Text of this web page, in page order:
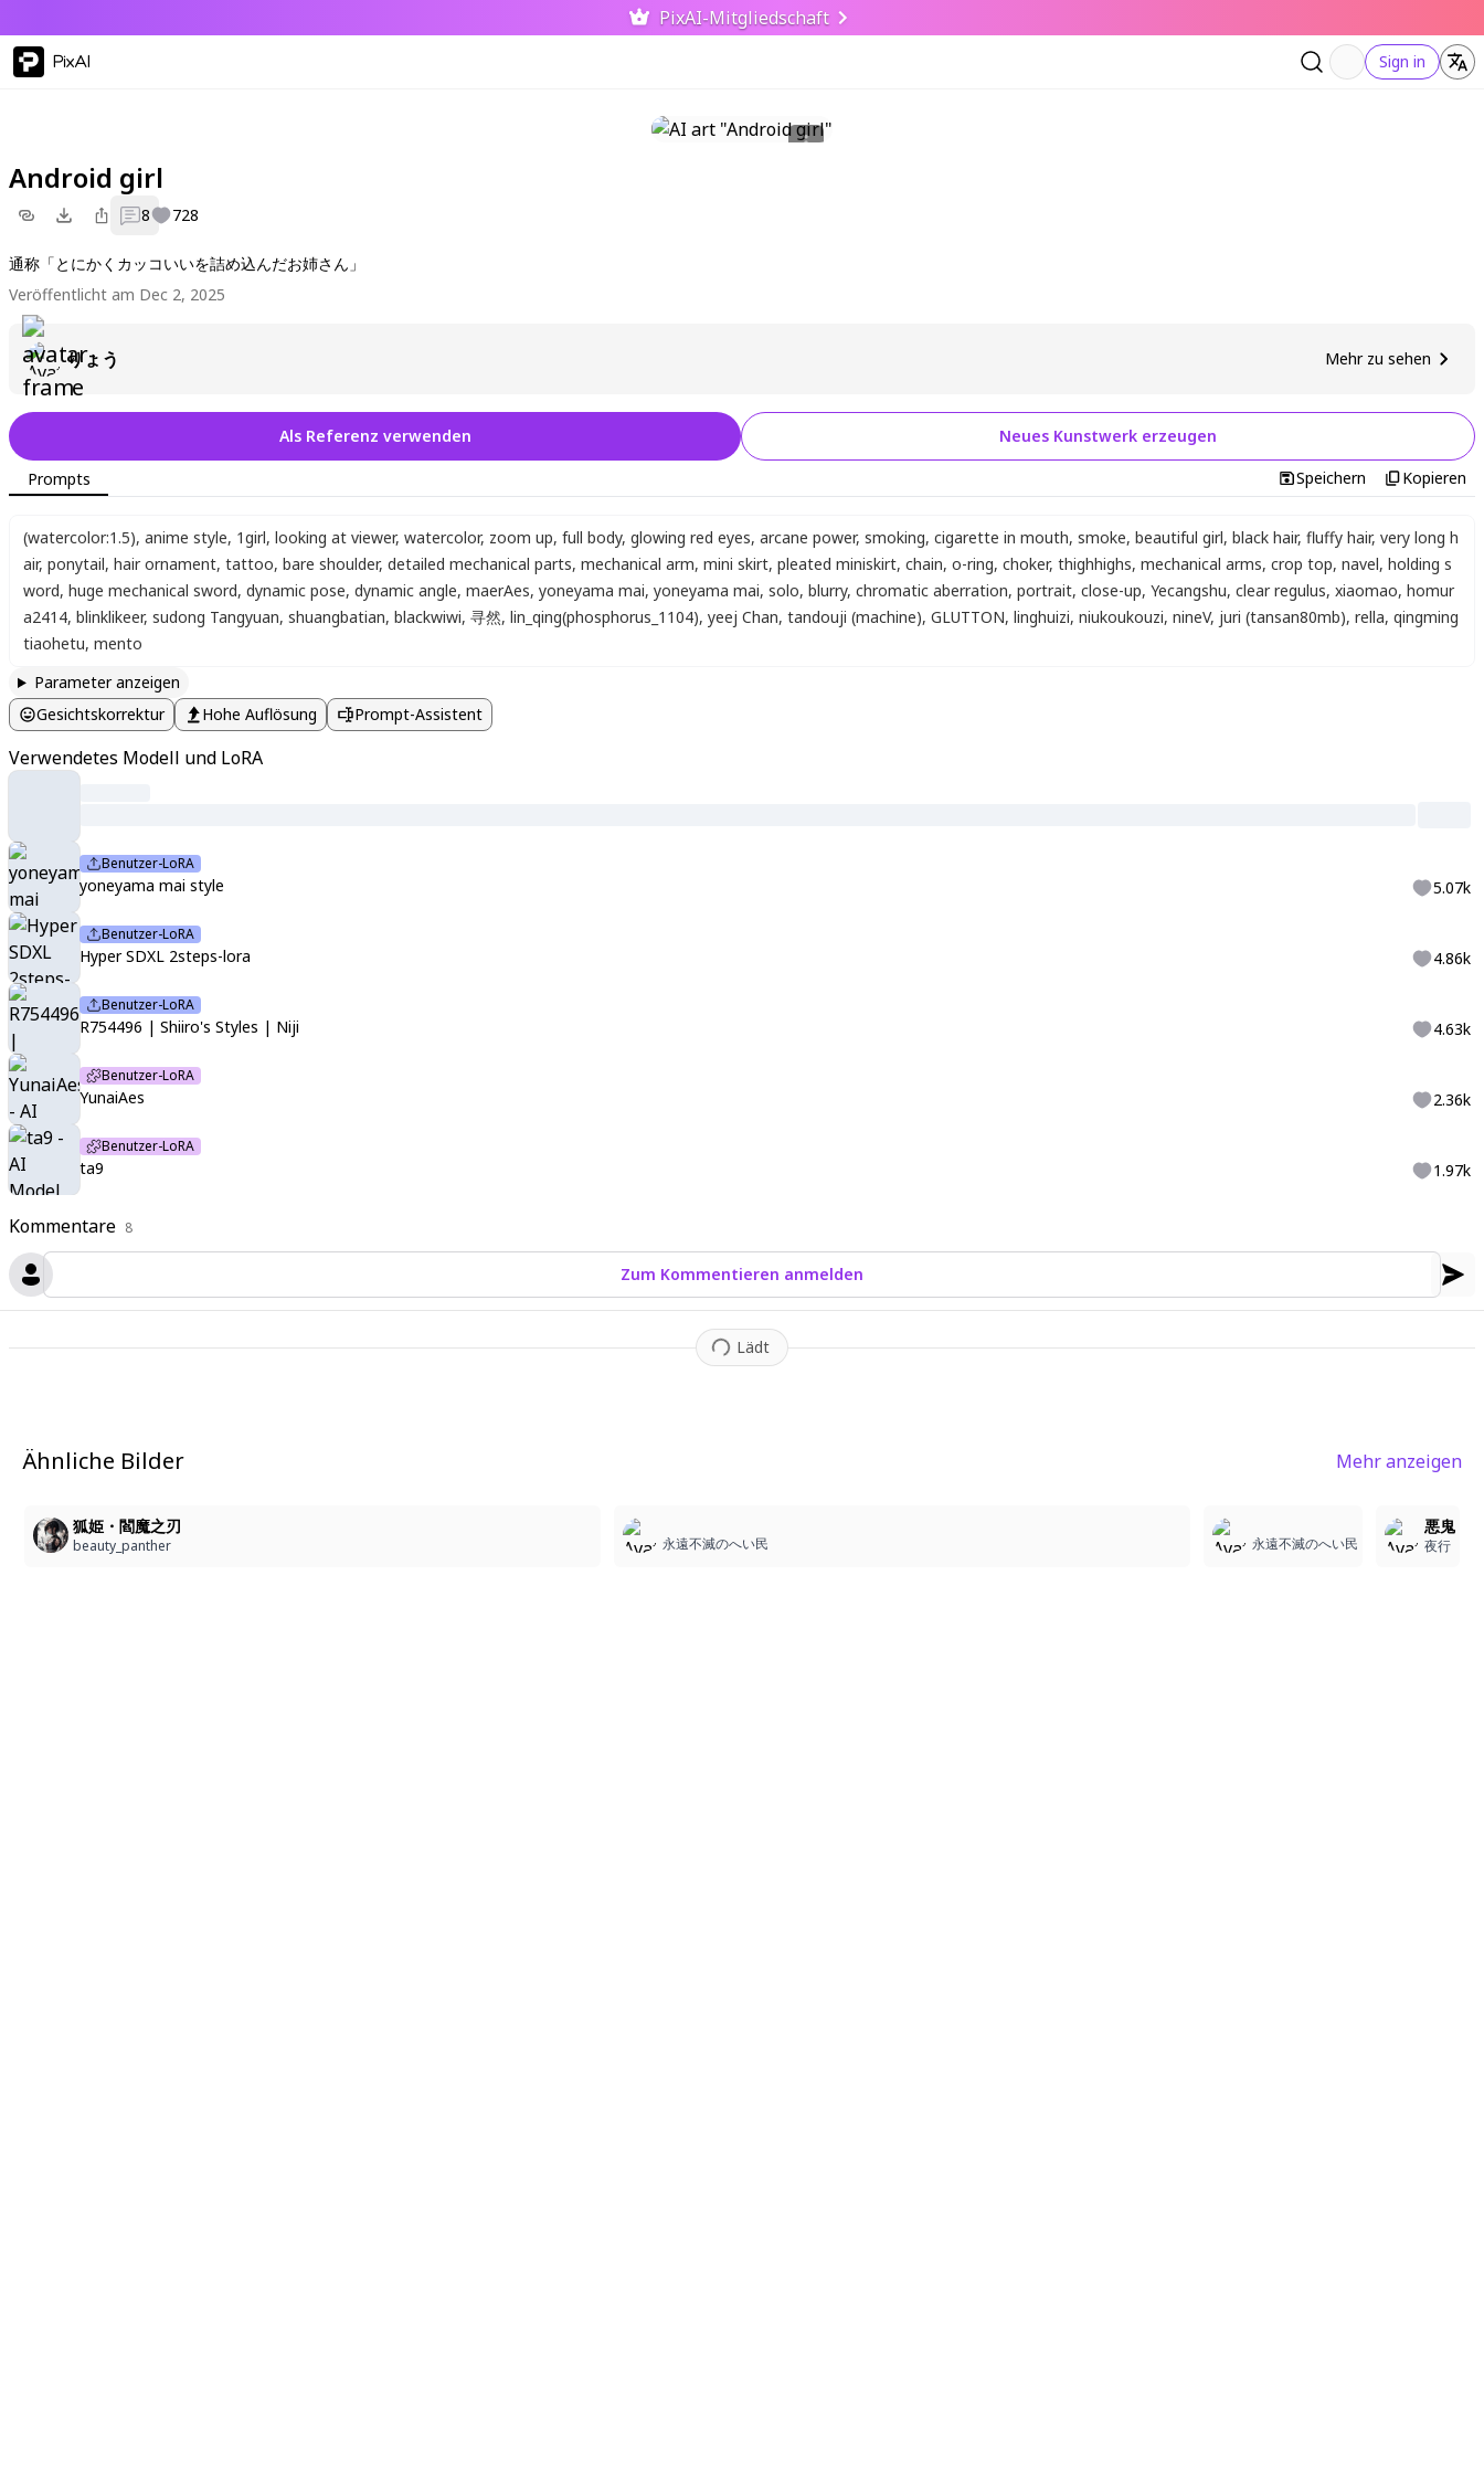
PixAI-Mitgliedschaft
PixAI Sign in
Android girl
8 728
通称「とにかくカッコいいを詰め込んだお姉さん」
Veröffentlicht am Dec 2, 2025
りょう Mehr zu sehen
Kommentare 8
Zum Kommentieren anmelden
Lädt
Als Referenz verwenden Neues Kunstwerk erzeugen
Prompts Speichern Kopieren
(watercolor:1.5), anime style, 1girl, looking at viewer, watercolor, zoom up, full body, glowing red eyes, arcane power, smoking, cigarette in mouth, smoke, beautiful girl, black hair, fluffy hair, very long h
air, ponytail, hair ornament, tattoo, bare shoulder, detailed mechanical parts, mechanical arm, mini skirt, pleated miniskirt, chain, o-ring, choker, thighhighs, mechanical arms, crop top, navel, holding s
word, huge mechanical sword, dynamic pose, dynamic angle, maerAes, yoneyama mai, yoneyama mai, solo, blurry, chromatic aberration, portrait, close-up, Yecangshu, clear regulus, xiaomao, homur
a2414, blinklikeer, sudong Tangyuan, shuangbatian, blackwiwi, 寻然, lin_qing(phosphorus_1104), yeej Chan, tandouji (machine), GLUTTON, linghuizi, niukoukouzi, nineV, juri (tansan80mb), rella, qingming
tiaohetu, mento
Parameter anzeigen
Gesichtskorrektur
Hohe Auflösung Prompt-Assistent
Verwendetes Modell und LoRA
Benutzer-LoRA
yoneyama mai style 5.07k
Benutzer-LoRA
Hyper SDXL 2steps-lora 4.86k
Benutzer-LoRA
R754496 | Shiiro's Styles | Niji 4.63k
Benutzer-LoRA
YunaiAes 2.36k
Benutzer-LoRA
ta9 1.97k
Ähnliche Bilder Mehr anzeigen
狐姫・閻魔之刃
beauty_panther 永遠不滅のへい民 永遠不滅のへい民
悪鬼
夜行